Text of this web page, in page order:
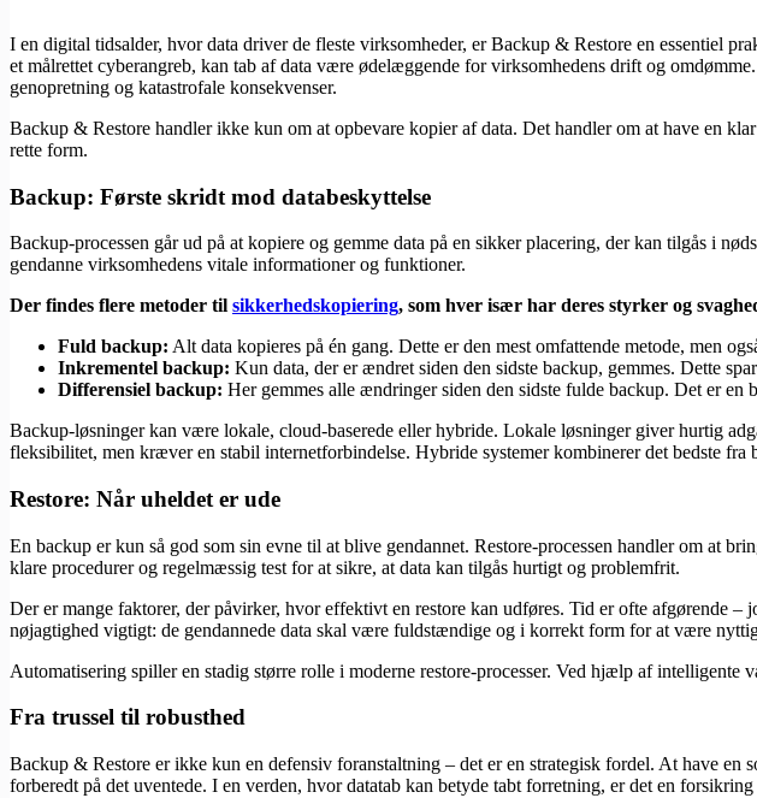
I en digital tidsalder, hvor data driver de fleste virksomheder, er Backup & Restore en essentiel
et målrettet cyberangreb, kan tab af data være ødelæggende for virksomhedens drift og
genopretning og katastrofale konsekvenser.
Backup & Restore handler ikke kun om at opbevare kopier af data. Det handler om at have en
rette form.
Backup: Første skridt mod databeskyttelse
Backup-processen går ud på at kopiere og gemme data på en sikker placering, der kan tilgås i
gendanne virksomhedens vitale informationer og funktioner.
Der findes flere metoder til sikkerhedskopiering, som hver især har deres styrker og
Fuld backup: Alt data kopieres på én gang. Dette er den mest omfattende metode, men
Inkrementel backup: Kun data, der er ændret siden den sidste backup, gemmes. Dette
Differensiel backup: Her gemmes alle ændringer siden den sidste fulde backup. Det er en
Backup-løsninger kan være lokale, cloud-baserede eller hybride. Lokale løsninger giver hurtig
fleksibilitet, men kræver en stabil internetforbindelse. Hybride systemer kombinerer det bedste fra
Restore: Når uheldet er ude
En backup er kun så god som sin evne til at blive gendannet. Restore-processen handler om at
klare procedurer og regelmæssig test for at sikre, at data kan tilgås hurtigt og problemfrit.
Der er mange faktorer, der påvirker, hvor effektivt en restore kan udføres. Tid er ofte afgørende
nøjagtighed vigtigt: de gendannede data skal være fuldstændige og i korrekt form for at være
Automatisering spiller en stadig større rolle i moderne restore-processer. Ved hjælp af
Fra trussel til robusthed
Backup & Restore er ikke kun en defensiv foranstaltning – det er en strategisk fordel. At have
forberedt på det uventede. I en verden, hvor datatab kan betyde tabt forretning, er det en